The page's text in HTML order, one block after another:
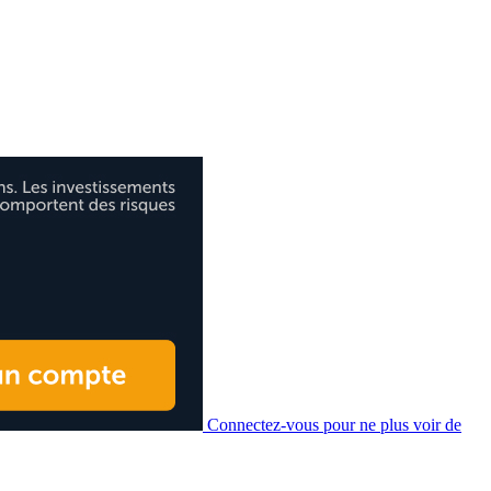
Connectez-vous pour ne plus voir de